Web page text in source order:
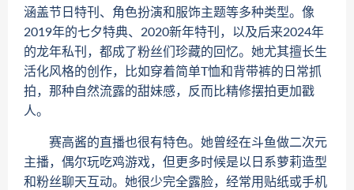
涵盖节日特刊、角色扮演和服饰主题等多种类型。像
2019年的七夕特典、2020新年特刊，以及后来2024年
的龙年私刊，都成了粉丝们珍藏的回忆。她尤其擅长生
活化风格的创作，比如穿着简单T恤和背带裤的日常抓
拍，那种自然流露的甜妹感，反而比精修摆拍更加戳
人。
赛高酱的直播也很有特色。她曾经在斗鱼做二次元
主播，偶尔玩吃鸡游戏，但更多时候是以日系萝莉造型
和粉丝聊天互动。她很少完全露脸，经常用贴纸或手机